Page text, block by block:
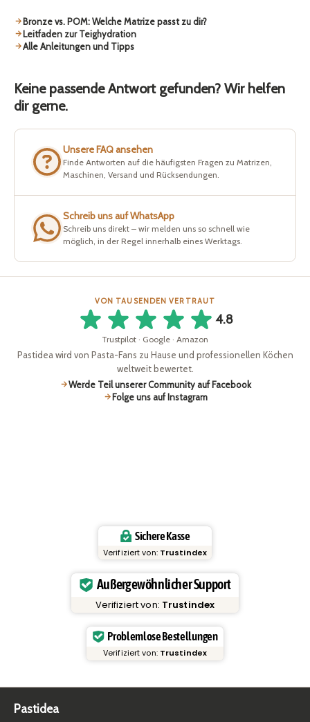
Bronze vs. POM: Welche Matrize passt zu dir?
Leitfaden zur Teighydration
Alle Anleitungen und Tipps
Keine passende Antwort gefunden? Wir helfen
dir gerne.
Unsere FAQ ansehen
Finde Antworten auf die häufigsten Fragen zu Matrizen,
Maschinen, Versand und Rücksendungen.
Schreib uns auf WhatsApp
Schreib uns direkt – wir melden uns so schnell wie
möglich, in der Regel innerhalb eines Werktags.
VON TAUSENDEN VERTRAUT
4.8
Trustpilot · Google · Amazon
Pastidea wird von Pasta-Fans zu Hause und professionellen Köchen
weltweit bewertet.
Werde Teil unserer Community auf Facebook
Folge uns auf Instagram
Sichere Kasse
Verifiziert von: Trustindex
Außergewöhnlicher Support
Verifiziert von: Trustindex
Problemlose Bestellungen
Verifiziert von: Trustindex
Pastidea